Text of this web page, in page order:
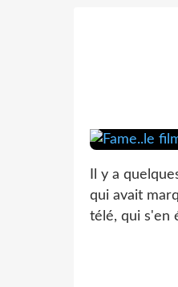
Il y a
qui avait
télé, qui s'en